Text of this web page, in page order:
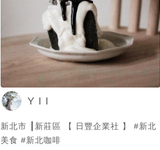
👧🏻：蛋糕好濃郁！也不會太甜，還有點
酸酸的口感～ 👨🏻‍🦳：對我來說，還是有
點酸🥲 👧🏻：那你吃吃看草莓，草莓還好
啦！ 👨🏻‍🦳：不要，你每次都騙我🤣
👧🏻：是真的啦～～ #九鬼黑芝麻戚風
👧🏻：好愛這款！！他的芝麻醬不會很
甜，而且好濃～ 👨🏻‍🦳：對，蛋糕體也很
會很膩口，真的好喜歡❤️ 👨🏻‍🦳：我也很
喜歡這款，很推薦！ #柚子抹茶 👧🏻：好
Y I I
新北市 ┃新莊區 【 日豐企業社 】 #新北
美食 #新北咖啡